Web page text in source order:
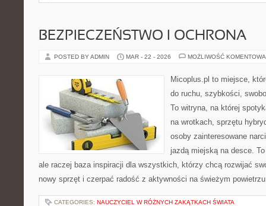
BEZPIECZEŃSTWO I OCHRONA
POSTED BY ADMIN MAR - 22 - 2026 MOŻLIWOŚĆ
Micoplus.pl to miejsce,
do ruchu, szybkości,
To witryna, na której
na wrotkach, sprzętu
osoby zainteresowane
jazdą miejską na desce.
ale raczej baza inspiracji dla wszystkich, którzy chcą rozwijać
nowy sprzęt i czerpać radość z aktywności na świeżym
CATEGORIES: NAUCZYCIEL W RÓŻNYCH ZAKĄTKACH ŚWIATA